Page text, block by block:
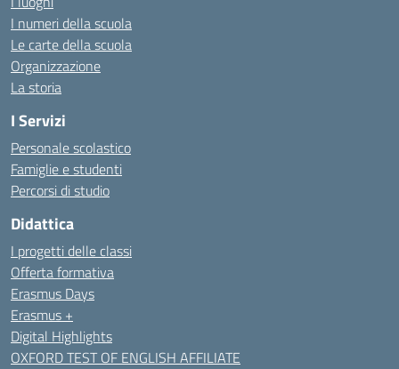
I numeri della scuola
Le carte della scuola
Organizzazione
La storia
I Servizi
Personale scolastico
Famiglie e studenti
Percorsi di studio
Didattica
I progetti delle classi
Offerta formativa
Erasmus Days
Erasmus +
Digital Highlights
OXFORD TEST OF ENGLISH AFFILIATE